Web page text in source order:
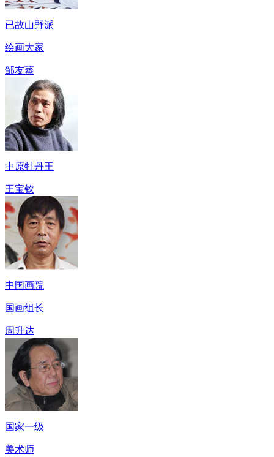
已故山野派
绘画大家
邹友蒸
中原牡丹王
王宝钦
中国画院
国画组长
周升达
国家一级
美术师